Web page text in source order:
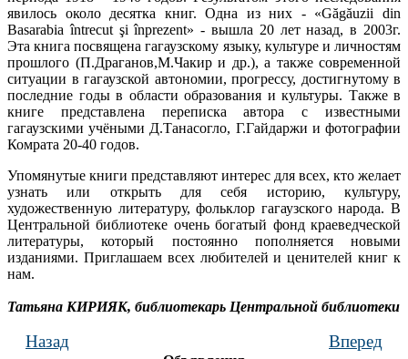
явилось около десятка книг. Одна из них - «Găgăuzii din
Basarabia întrecut şi înprezent» - вышла 20 лет назад, в 2003г.
Эта книга посвящена гагаузскому языку, культуре и личностям
прошлого (П.Драганов,М.Чакир и др.), а также современной
ситуации в гагаузской автономии, прогрессу, достигнутому в
последние годы в области образования и культуры. Также в
книге представлена переписка автора с известными
гагаузскими учёными Д.Танасогло, Г.Гайдаржи и фотографии
Комрата 20-40 годов.
Упомянутые книги представляют интерес для всех, кто желает
узнать или открыть для себя историю, культуру,
художественную литературу, фольклор гагаузского народа. В
Центральной библиотеке очень богатый фонд краеведческой
литературы, который постоянно пополняется новыми
изданиями. Приглашаем всех любителей и ценителей книг к
нам.
Татьяна КИРИЯК, библиотекарь Центральной библиотеки
Назад Вперед